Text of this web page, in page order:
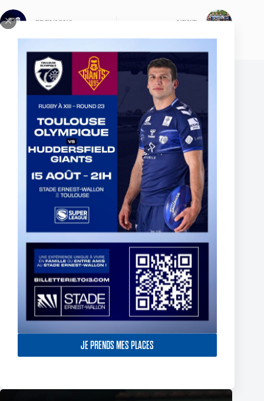
JE PRENDS MES PLACES
PREVIOUS NEXT
Related Posts
Le Toulouse Olympique cède face à Wigan